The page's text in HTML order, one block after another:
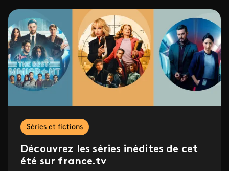
Séries et fictions
Découvrez les séries inédites de cet
été sur france.tv